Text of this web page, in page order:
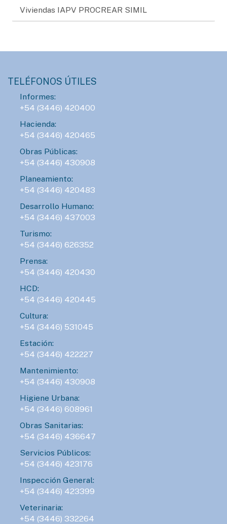
Viviendas IAPV PROCREAR SIMIL
TELÉFONOS ÚTILES
Informes:
+54 (3446) 420400
Hacienda:
+54 (3446) 420465
Obras Públicas:
+54 (3446) 430908
Planeamiento:
+54 (3446) 420483
Desarrollo Humano:
+54 (3446) 437003
Turismo:
+54 (3446) 626352
Prensa:
+54 (3446) 420430
HCD:
+54 (3446) 420445
Cultura:
+54 (3446) 531045
Estación:
+54 (3446) 422227
Mantenimiento:
+54 (3446) 430908
Higiene Urbana:
+54 (3446) 608961
Obras Sanitarias:
+54 (3446) 436647
Servicios Públicos:
+54 (3446) 423176
Inspección General:
+54 (3446) 423399
Veterinaria:
+54 (3446) 332264